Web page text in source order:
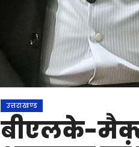
उत्तराखण्ड
बीएलके-